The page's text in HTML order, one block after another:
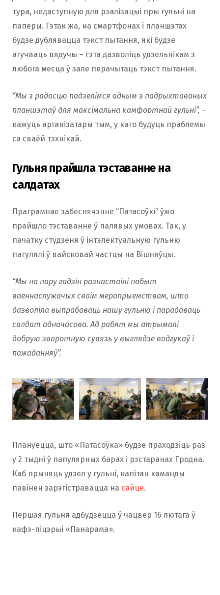
тура, недаступную для рэалізацыі пры гульні на
паперы. Гэтак жа, на смартфонах і планшэтах
будзе дублявацца тэкст пытання, які будзе
агучваць вядучы – гэта дазволіць удзельнікам з
любога месца ў зале перачытаць тэкст пытання.
“Мы з радасцю падзелімся адным з падрыхтаваных
планшэтаў для максімальна камфортнай гульні”, –
кажуць арганізатары тым, у каго будуць праблемы
са сваёй тэхнікай.
Гульня прайшла тэставанне на
салдатах
Праграмнае забеспячэнне “Патасоўкi” ўжо
прайшло тэставанне ў палявых умовах. Так, у
пачатку студзеня ў інтэлектуальную гульню
пагулялі ў вайсковай частцы на Вішняўцы.
“Мы на пару гадзін разнастаілі побыт
ваеннаслужачых сваім мерапрыемствам, што
дазволіла выпрабаваць нашу гульню і парадаваць
салдат адначасова. Ад рабят мы атрымалі
добрую зваротную сувязь у выглядзе водгукаў і
пажаданняў”.
Плануецца, што «Патасоўка» будзе праходзіць раз
у 2 тыдні ў папулярных барах і рэстаранах Гродна.
Каб прыняць удзел у гульні, капітан каманды
павінен зарэгістравацца на сайце.
Першая гульня адбудзецца ў чацвер 16 лютага ў
кафэ-піцэрыі «Панарама».